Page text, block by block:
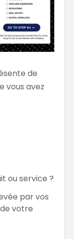
de
vous avez
ou service ?
par vos
votre